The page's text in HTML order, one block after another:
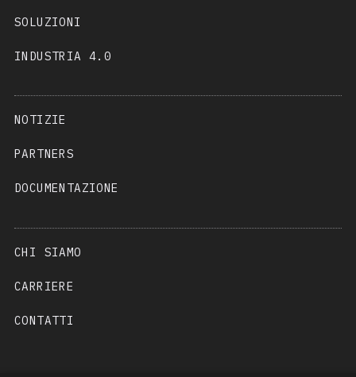
SOLUZIONI
INDUSTRIA 4.0
NOTIZIE
PARTNERS
DOCUMENTAZIONE
CHI SIAMO
CARRIERE
CONTATTI